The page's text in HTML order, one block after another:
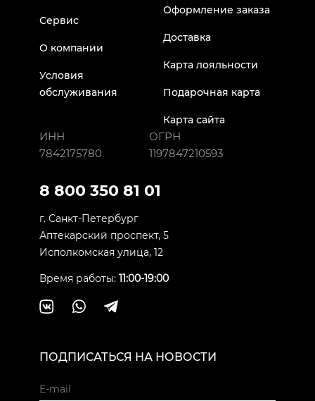
Сервис
О компании
Условия
обслуживания
Оформление заказа
Доставка
Карта лояльности
Подарочная карта
Карта сайта
ИНН
7842175780
ОГРН
1197847210593
8 800 350 81 01
г. Санкт-Петербург
Аптекарский проспект, 5
Исполкомская улица, 12
Время работы: 11:00-19:00
ПОДПИСАТЬСЯ НА НОВОСТИ